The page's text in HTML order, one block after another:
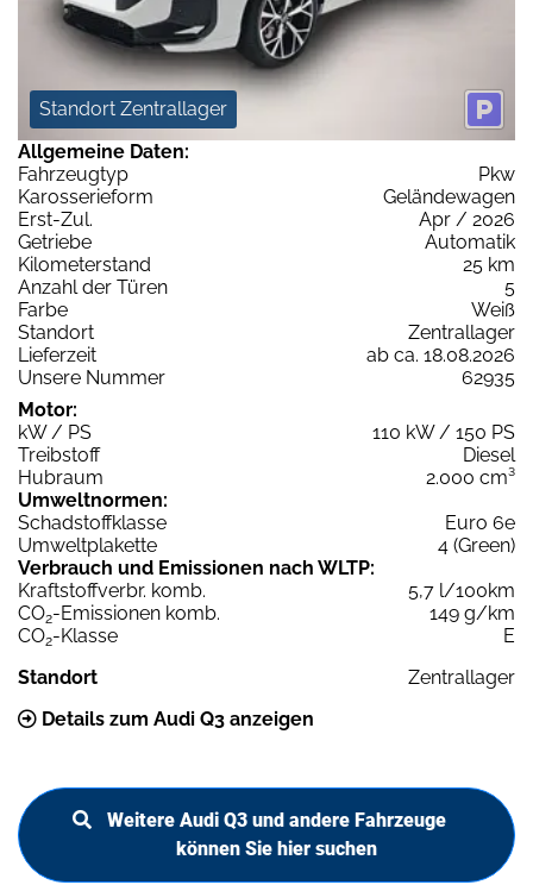
Standort Zentrallager
Allgemeine Daten:
Fahrzeugtyp
Pkw
Karosserieform
Geländewagen
Erst-Zul.
Apr / 2026
Getriebe
Automatik
Kilometerstand
25 km
Anzahl der Türen
5
Farbe
Weiß
Standort
Zentrallager
Lieferzeit
ab ca. 18.08.2026
Unsere Nummer
62935
Motor:
kW / PS
110 kW / 150 PS
Treibstoff
Diesel
Hubraum
2.000 cm³
Umweltnormen:
Schadstoffklasse
Euro 6e
Umweltplakette
4 (Green)
Verbrauch und Emissionen nach WLTP:
Kraftstoffverbr. komb.
5,7 l/100km
CO2-Emissionen komb.
149 g/km
CO2-Klasse
E
Standort
Zentrallager
Details zum Audi Q3 anzeigen
Weitere Audi Q3 und andere Fahrzeuge
können Sie hier suchen